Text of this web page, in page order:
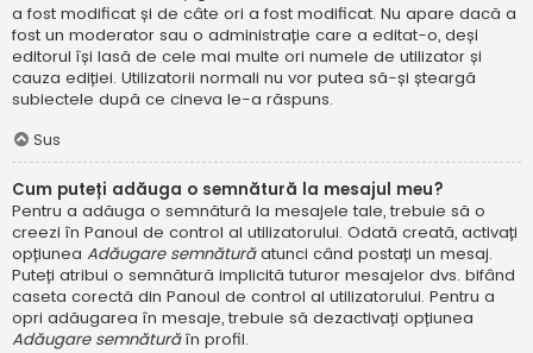
a fost modificat și de câte ori a fost modificat. Nu apare dacă a
fost un moderator sau o administrație care a editat-o, deși
editorul își lasă de cele mai multe ori numele de utilizator și
cauza ediției. Utilizatorii normali nu vor putea să-și șteargă
subiectele după ce cineva le-a răspuns.
Sus
Cum puteți adăuga o semnătură la mesajul meu?
Pentru a adăuga o semnătură la mesajele tale, trebuie să o
creezi în Panoul de control al utilizatorului. Odată creată, activați
opțiunea Adăugare semnăturăatunci când postați un mesaj.
Puteți atribui o semnătură implicită tuturor mesajelor dvs. bifând
caseta corectă din Panoul de control al utilizatorului. Pentru a
opri adăugarea în mesaje, trebuie să dezactivați opțiunea
Adăugare semnăturăîn profil.